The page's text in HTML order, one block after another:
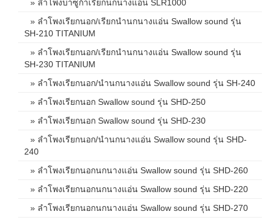
» ลำโพงบาซูก้าเรียกนกนางแอ่น SLR1000
» ลำโพงเรียกนอก/เรียกนำนกนางแอ่น Swallow sound รุ่น
SH-210 TITANIUM
» ลำโพงเรียกนอก/เรียกนำนกนางแอ่น Swallow sound รุ่น
SH-230 TITANIUM
» ลำโพงเรียกนอก/นำนกนางแอ่น Swallow sound รุ่น SH-240
» ลำโพงเรียกนอก Swallow sound รุ่น SHD-250
» ลำโพงเรียกนอก Swallow sound รุ่น SHD-230
» ลำโพงเรียกนอก/นำนกนางแอ่น Swallow sound รุ่น SHD-
240
» ลำโพงเรียกนอกนกนางแอ่น Swallow sound รุ่น SHD-260
» ลำโพงเรียกนอกนกนางแอ่น Swallow sound รุ่น SHD-220
» ลำโพงเรียกนอกนกนางแอ่น Swallow sound รุ่น SHD-270